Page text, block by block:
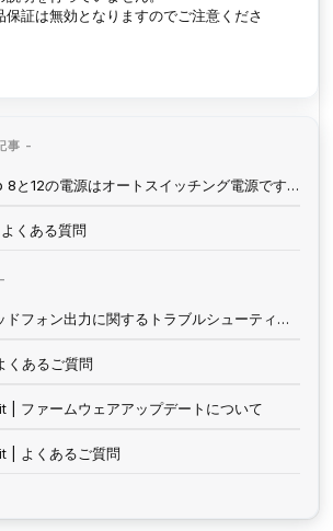
保証は無効となりますのでご注意くださ
事 -
Alesis | Strike Amp 8と12の電源はオートスイッチング電源ですか？
くある質問
Alesis Drums | ヘッドフォン出力に関するトラブルシューティング
あるご質問
| ファームウェアアップデートについて
| よくあるご質問